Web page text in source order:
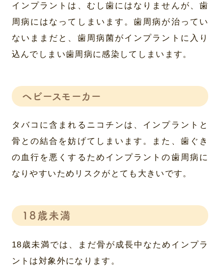
インプラントは、むし歯にはなりませんが、歯
周病にはなってしまいます。歯周病が治ってい
ないままだと、歯周病菌がインプラントに入り
込んでしまい歯周病に感染してしまいます。
ヘビースモーカー
タバコに含まれるニコチンは、インプラントと
骨との結合を妨げてしまいます。また、歯ぐき
の血行を悪くするためインプラントの歯周病に
なりやすいためリスクがとても大きいです。
18歳未満
18歳未満では、まだ骨が成長中なためインプラ
ントは対象外になります。